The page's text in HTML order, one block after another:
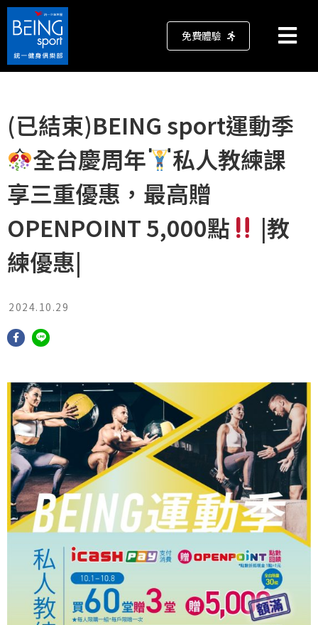
免費體驗
(已結束)BEING sport運動季
全台慶周年
私人教練課
享三重優惠，最高贈
OPENPOINT 5,000點
|教
練優惠|
2024.10.29